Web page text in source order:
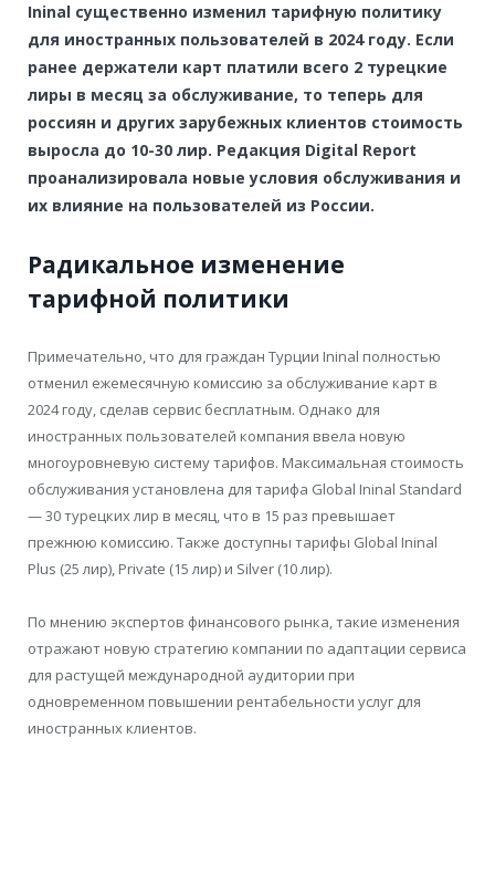
Ininal существенно изменил тарифную политику
для иностранных пользователей в 2024 году. Если
ранее держатели карт платили всего 2 турецкие
лиры в месяц за обслуживание, то теперь для
россиян и других зарубежных клиентов стоимость
выросла до 10-30 лир. Редакция Digital Report
проанализировала новые условия обслуживания и
их влияние на пользователей из России.
Радикальное изменение
тарифной политики
Примечательно, что для граждан Турции Ininal полностью
отменил ежемесячную комиссию за обслуживание карт в
2024 году, сделав сервис бесплатным. Однако для
иностранных пользователей компания ввела новую
многоуровневую систему тарифов. Максимальная стоимость
обслуживания установлена для тарифа Global Ininal Standard
— 30 турецких лир в месяц, что в 15 раз превышает
прежнюю комиссию. Также доступны тарифы Global Ininal
Plus (25 лир), Private (15 лир) и Silver (10 лир).
По мнению экспертов финансового рынка, такие изменения
отражают новую стратегию компании по адаптации сервиса
для растущей международной аудитории при
одновременном повышении рентабельности услуг для
иностранных клиентов.